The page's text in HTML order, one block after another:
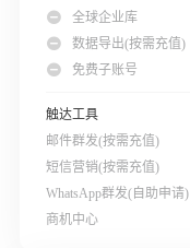
全球企业库
数据导出(按需充值)
免费子账号
触达工具
邮件群发(按需充值)
短信营销(按需充值)
WhatsApp群发(自助申请)
商机中心